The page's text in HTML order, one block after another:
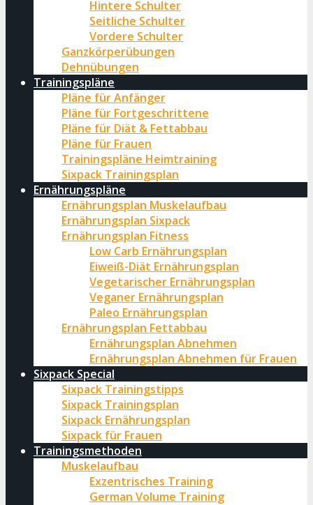
Hintere Schulter
Seitliche Schulter
Vordere Schulter
Ganzkörperübungen
Dehnübungen
Trainingspläne
Pläne für Anfänger
Pläne für Fortgeschrittene
Pläne für Diät & Fettabbau
Pläne für Frauen
Trainingspläne Heimtraining
Sixpack Trainingsplan
Ernährungspläne
Ernährungsplan Muskelaufbau
Ernährungsplan Sixpack
Ernährungsplan Fitness
Low Carb Ernährungsplan
Eiweiß-Diät Ernährungsplan
Vegetarischer Ernährungsplan
Veganer Ernährungsplan
Paleo Ernährungsplan
Ernährungsplan Fettabbau
Ernährungsplan Abnehmen
Ernährungsplan Abnehmen für Frauen
Sixpack Special
Sixpack Trainingstipps
Sixpack Trainingsplan
Sixpack Ernährungsplan
Sixpack für Frauen
Trainingsmethoden
Muskelaufbau
Exzentrisches Training
German Volume Training